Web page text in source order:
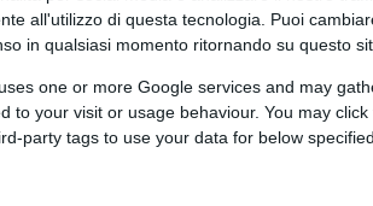
all'utilizzo di questa tecnologia. Puoi
in qualsiasi momento ritornando su questo
one or more Google services and may
to your visit or usage behaviour. You may
party tags to use your data for below
e che Meloni
di aiuto per
di più è un documento
nozze con i fichi secchi.